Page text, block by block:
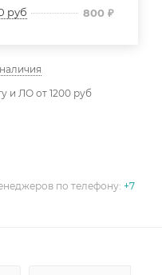
руб 800 ₽
и ЛО от 1200 руб
по телефону: +7